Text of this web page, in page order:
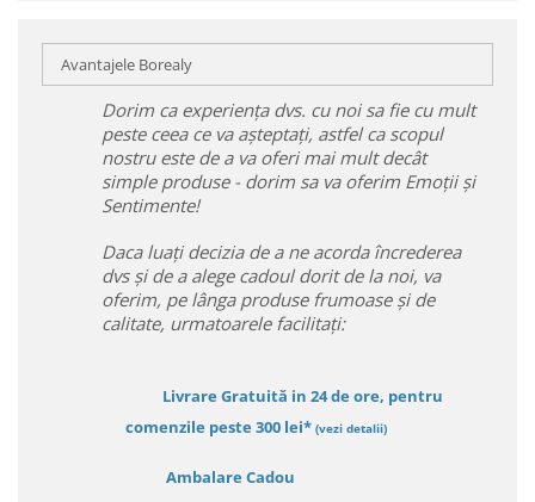
Avantajele Borealy
Dorim ca experiența dvs. cu noi sa fie cu mult
peste ceea ce va așteptați, astfel ca scopul
nostru este de a va oferi mai mult decât
simple produse - dorim sa va oferim Emoții și
Sentimente!
Daca luați decizia de a ne acorda încrederea
dvs și de a alege cadoul dorit de la noi, va
oferim, pe lânga produse frumoase și de
calitate, urmatoarele facilitați:
Livrare Gratuită in 24 de ore, pentru
comenzile peste 300 lei* (vezi detalii)
Ambalare Cadou